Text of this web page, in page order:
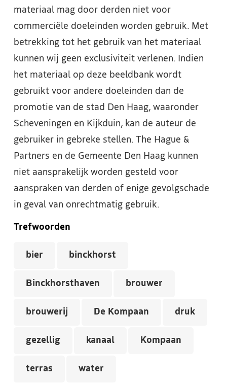
materiaal mag door derden niet voor
commerciële doeleinden worden gebruik. Met
betrekking tot het gebruik van het materiaal
kunnen wij geen exclusiviteit verlenen. Indien
het materiaal op deze beeldbank wordt
gebruikt voor andere doeleinden dan de
promotie van de stad Den Haag, waaronder
Scheveningen en Kijkduin, kan de auteur de
gebruiker in gebreke stellen. The Hague &
Partners en de Gemeente Den Haag kunnen
niet aansprakelijk worden gesteld voor
aanspraken van derden of enige gevolgschade
in geval van onrechtmatig gebruik.
Trefwoorden
bier binckhorst
Binckhorsthaven brouwer
brouwerij De Kompaan druk
gezellig kanaal Kompaan
terras water